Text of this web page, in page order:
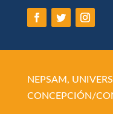
NEPSAM,
CONCEPCIÓN/